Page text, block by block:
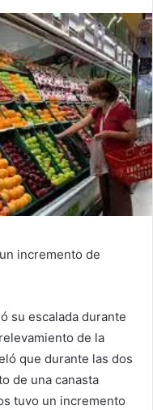
incremento de
su escalada durante
de la
que durante las dos
de una canasta
tuvo un incremento